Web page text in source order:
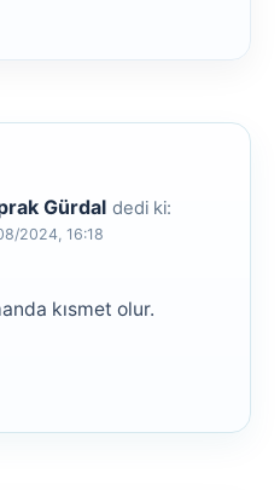
Gürdal dedi ki:
2024, 16:18
kısmet olur.